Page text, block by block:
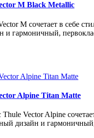
M Black Metallic
M сочетает в себе
и гармоничный,
Alpine Titan Matte
Vector Alpine
дизайн и